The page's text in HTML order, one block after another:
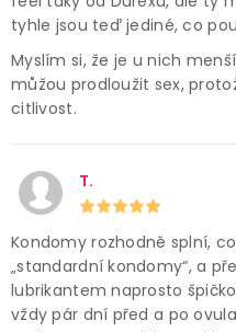
tyhle jsou teď jediné, co
Myslím si, že je u nich
můžou prodloužit sex,
citlivost.
T.
Kondomy rozhodně splní,
„standardní kondomy“, a
lubrikantem naprosto
vždy pár dní před a po